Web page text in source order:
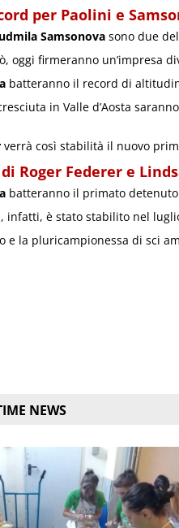
per Paolini e
Samsonova sono due
oggi firmeranno un’impresa
batteranno il record di
in Valle d’Aosta
verrà così stabilità il nuovo
Roger Federer e
batteranno il primato
infatti, è stato stabilito nel
e la pluricampionessa di sci
NEWS